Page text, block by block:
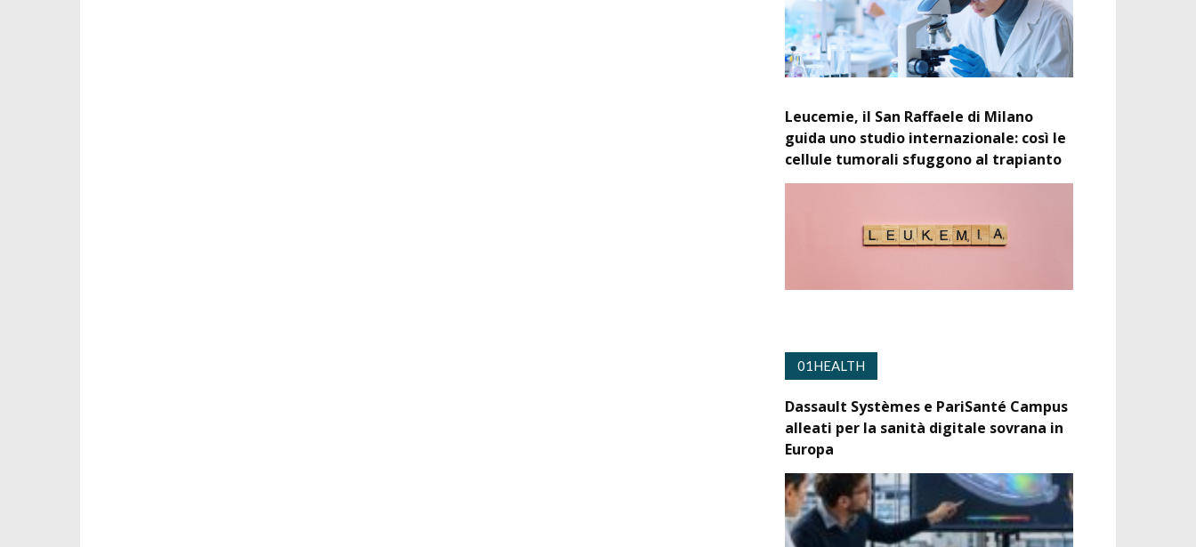
Leucemie, il San Raffaele di Milano
guida uno studio internazionale: così le
cellule tumorali sfuggono al trapianto
01HEALTH
Dassault Systèmes e PariSanté Campus
alleati per la sanità digitale sovrana in
Europa